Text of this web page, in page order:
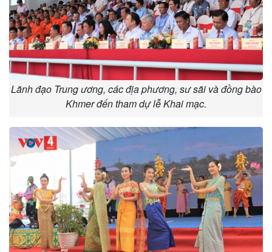
Lãnh đạo Trung ương, các địa phương, sư sãi và đồng bào
Khmer đến tham dự lễ Khai mạc.